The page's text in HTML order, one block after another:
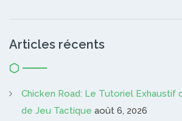
Articles récents
Chicken Road: Le Tutoriel Exhaustif
de Jeu Tactique août 6, 2026